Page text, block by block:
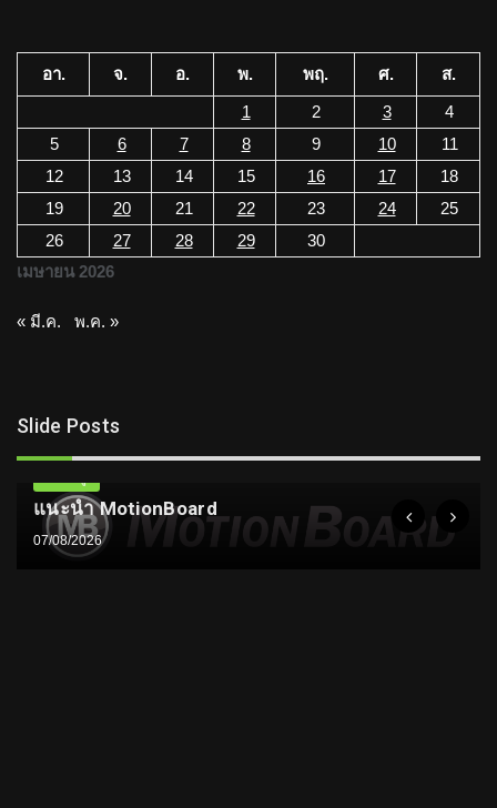
เมษายน 2026
อา. จ. อ. พ. พฤ. ศ.
ส.
1
2 3
4
5
6 7 8 9 10
11
12
13 14 15 16 17
18
19
20 21 22 23 24
25
26
27 28 29 30
« มี.ค. พ.ค. »
Slide Posts
แนะนำ MotionBoard
07/08/2026